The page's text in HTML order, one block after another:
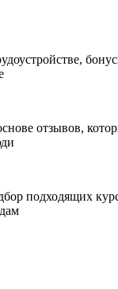
отзывов,
подходящих